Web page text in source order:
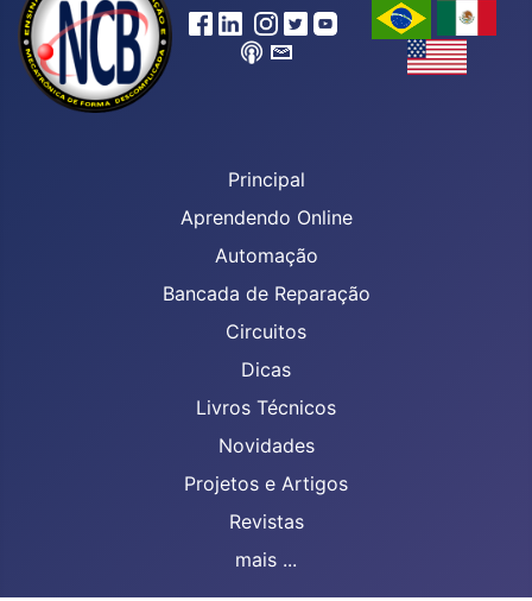
Principal
Aprendendo Online
Automação
Bancada de Reparação
Circuitos
Dicas
Livros Técnicos
Novidades
Projetos e Artigos
Revistas
mais ...